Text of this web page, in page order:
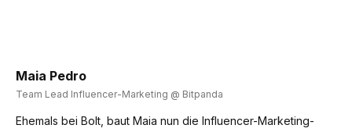
Maia Pedro
Team Lead Influencer-Marketing @ Bitpanda
Ehemals bei Bolt, baut Maia nun die Influencer-Marketing-